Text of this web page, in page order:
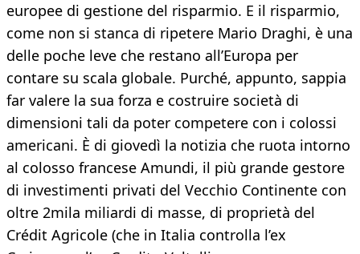
europee di gestione del risparmio. E il risparmio,
come non si stanca di ripetere Mario Draghi, è una
delle poche leve che restano all’Europa per
contare su scala globale. Purché, appunto, sappia
far valere la sua forza e costruire società di
dimensioni tali da poter competere con i colossi
americani. È di giovedì la notizia che ruota intorno
al colosso francese Amundi, il più grande gestore
di investimenti privati del Vecchio Continente con
oltre 2mila miliardi di masse, di proprietà del
Crédit Agricole (che in Italia controlla l’ex